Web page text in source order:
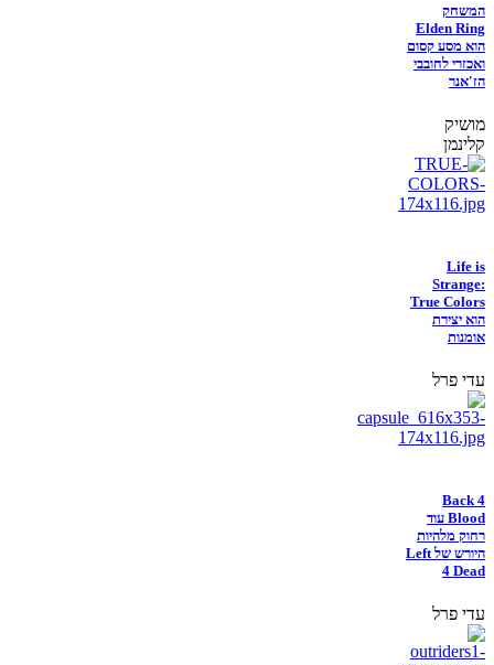
המשחק
Elden Ring
הוא מסע קסום
ואכזרי לחובבי
הז'אנר
מושיק
קלינמן
Life is
Strange:
True Colors
הוא יצירת
אומנות
עדי פרל
Back 4
Blood עוד
רחוק מלהיות
היורש של Left
4 Dead
עדי פרל